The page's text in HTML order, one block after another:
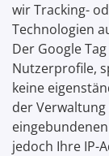
wir Tracking-
Technologien
Der Google
Nutzerprofile,
keine
der
jedoch Ihre IP-